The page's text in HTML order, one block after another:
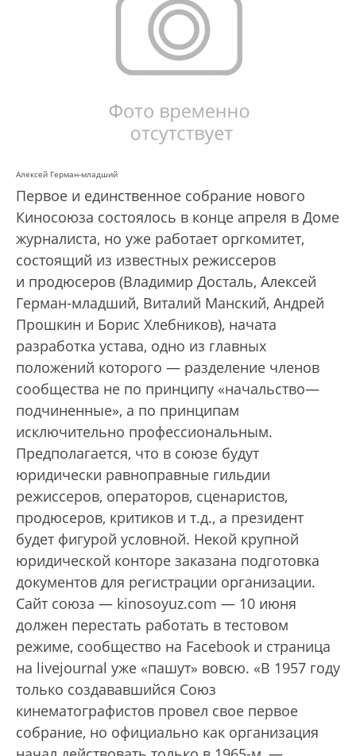
Алексей Герман-младший
Первое и единственное собрание нового
Киносоюза состоялось в конце апреля в Доме
журналиста, но уже работает оргкомитет,
состоящий из известных режиссеров
и продюсеров (Владимир Досталь, Алексей
Герман-младший, Виталий Манский, Андрей
Прошкин и Борис Хлебников), начата
разработка устава, одно из главных
положений которого — разделение членов
сообщества не по принципу «начальство—
подчиненные», а по принципам
исключительно профессиональным.
Предполагается, что в союзе будут
юридически равноправные гильдии
режиссеров, операторов, сценаристов,
продюсеров, критиков и т.д., а президент
будет фигурой условной. Некой крупной
юридической конторе заказана подготовка
документов для регистрации организации.
Сайт союза — kinosoyuz.com — 10 июня
должен перестать работать в тестовом
режиме, сообщество на Facebook и страница
на livejournal уже «пашут» вовсю. «В 1957 году
только создававшийся Союз
кинематографистов провел свое первое
собрание, но официально как организация